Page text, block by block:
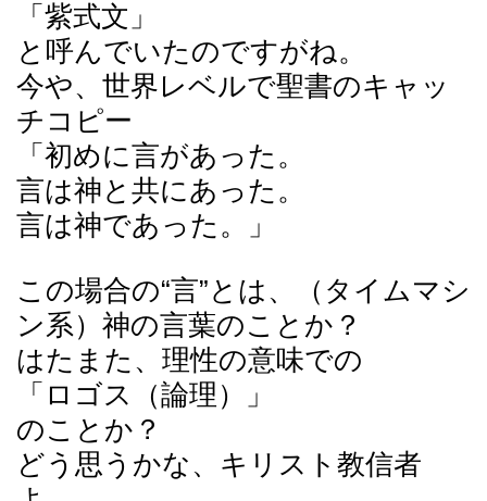
「紫式文」
と呼んでいたのですがね。
今や、世界レベルで聖書のキャッ
チコピー
「初めに言があった。
言は神と共にあった。
言は神であった。」
この場合の“言”とは、（タイムマシ
ン系）神の言葉のことか？
はたまた、理性の意味での
「ロゴス（論理）」
のことか？
どう思うかな、キリスト教信者